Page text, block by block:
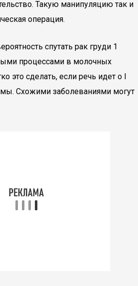
Такую манипуляцию так и
операция.
спутать рак груди 1
процессами в молочных
это сделать, если речь идет о I
Схожими заболеваниями могут